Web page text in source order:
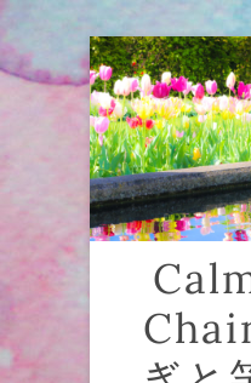
Skip
to
content